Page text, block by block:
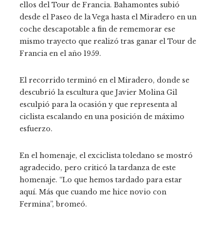
ellos del Tour de Francia. Bahamontes subió
desde el Paseo de la Vega hasta el Miradero en un
coche descapotable a fin de rememorar ese
mismo trayecto que realizó tras ganar el Tour de
Francia en el año 1959.
El recorrido terminó en el Miradero, donde se
descubrió la escultura que Javier Molina Gil
esculpió para la ocasión y que representa al
ciclista escalando en una posición de máximo
esfuerzo.
En el homenaje, el exciclista toledano se mostró
agradecido, pero criticó la tardanza de este
homenaje. “Lo que hemos tardado para estar
aquí. Más que cuando me hice novio con
Fermina”, bromeó.